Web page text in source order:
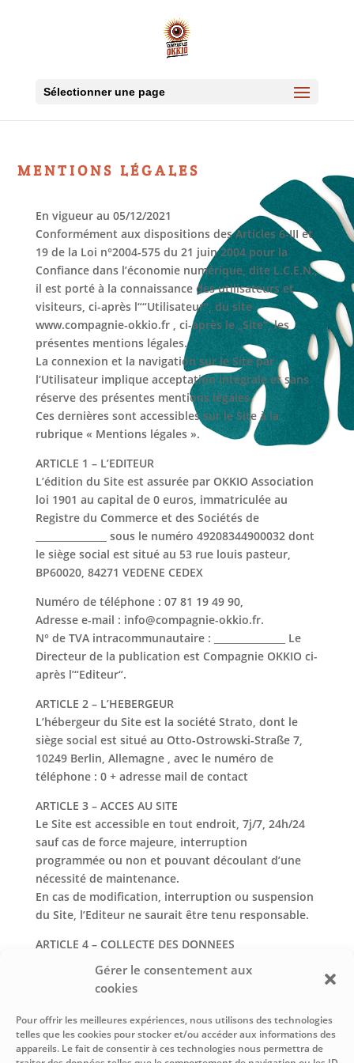
Gérer le consentement aux
cookies
Pour offrir les meilleures expériences, nous utilisons des technologies
telles que les cookies pour stocker et/ou accéder aux informations des
appareils. Le fait de consentir à ces technologies nous permettra de
Sélectionner une page
MENTIONS LÉGALES
En vigueur au 05/12/2021
Conformément aux dispositions des Articles 6-III et
19 de la Loi n°2004-575 du 21 juin 2004 pour la
Confiance dans l’économie numérique, dite L.C.E.N.,
il est porté à la connaissance des utilisateurs et
visiteurs, ci-après l““Utilisateur“, du site
www.compagnie-okkio.fr , ci-après le „Site“, les
présentes mentions légales.
La connexion et la navigation sur le Site par
l’Utilisateur implique acceptation intégrale et sans
réserve des présentes mentions légales.
Ces dernières sont accessibles sur le Site à la
rubrique « Mentions légales ».
ARTICLE 1 – L’EDITEUR
L’édition du Site est assurée par OKKIO Association
loi 1901 au capital de 0 euros, immatriculée au
Registre du Commerce et des Sociétés de
_______________ sous le numéro 49208344900032 dont
le siège social est situé au 53 rue louis pasteur,
BP60020, 84271 VEDENE CEDEX
Numéro de téléphone: 07 81 19 49 90,
Adresse e-mail : info@compagnie-okkio.fr.
N° de TVA intracommunautaire : _______________ Le
Directeur de la publication est Compagnie OKKIO ci-
après l’“Editeur“.
ARTICLE 2 – L’HEBERGEUR
L’hébergeur du Site est la société Strato, dont le
siège social est situé au Otto-Ostrowski-Straße 7,
10249 Berlin, Allemagne , avec le numéro de
téléphone : 0 + adresse mail de contact
ARTICLE 3 – ACCES AU SITE
Le Site est accessible en tout endroit, 7j/7, 24h/24
sauf cas de force majeure, interruption
programmée ou non et pouvant découlant d’une
nécessité de maintenance.
En cas de modification, interruption ou suspension
du Site, l’Editeur ne saurait être tenu responsable.
ARTICLE 4 – COLLECTE DES DONNEES
Le Site assure à l’Utilisateur une collecte et un
traitement d’informations personnelles dans le
17 du 6 janvier 1978 relative à l’informatique, aux
fichiers et aux libertés.